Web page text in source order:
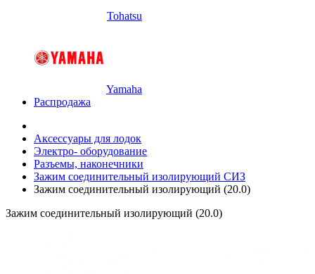
Tohatsu
Yamaha
Распродажа
Аксессуары для лодок
Электро- оборудование
Разъемы, наконечники
Зажим соединительный изолирующий СИЗ
Зажим соединительный изолирующий (20.0)
Зажим соединительный изолирующий (20.0)